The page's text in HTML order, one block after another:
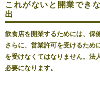
これがないと開業でき
出
飲食店を開業するためには、保
さらに、営業許可を受けるため
を受けなくてはなりません。法
必要になります。